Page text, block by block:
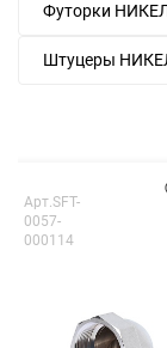
Футорки
Штуцеры
Арт.SFT-
0057-
000114